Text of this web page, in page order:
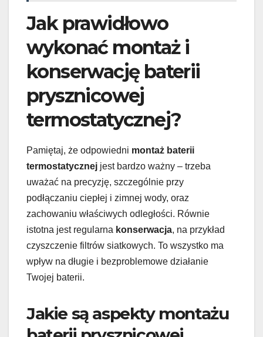
Jak prawidłowo
wykonać montaż i
konserwację baterii
prysznicowej
termostatycznej?
Pamiętaj, że odpowiedni montaż baterii
termostatycznej jest bardzo ważny – trzeba
uważać na precyzję, szczególnie przy
podłączaniu ciepłej i zimnej wody, oraz
zachowaniu właściwych odległości. Równie
istotna jest regularna konserwacja, na przykład
czyszczenie filtrów siatkowych. To wszystko ma
wpływ na długie i bezproblemowe działanie
Twojej baterii.
Jakie są aspekty montażu